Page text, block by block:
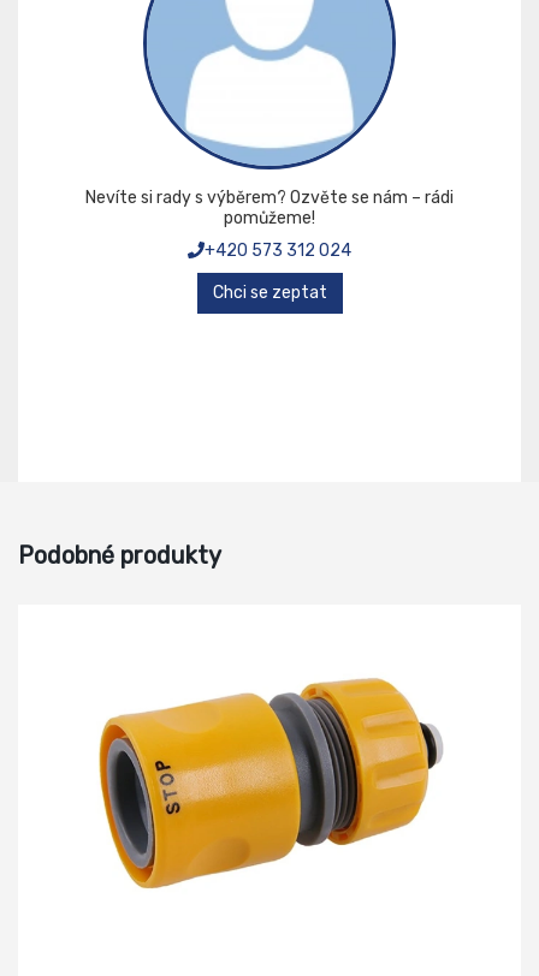
Nevíte si rady s výběrem? Ozvěte se nám – rádi
pomůžeme!
+420 573 312 024
Chci se zeptat
Podobné produkty